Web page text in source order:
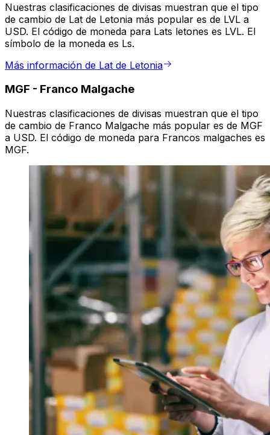
Nuestras clasificaciones de divisas muestran que el tipo
de cambio de Lat de Letonia más popular es de LVL a
USD. El código de moneda para Lats letones es LVL. El
símbolo de la moneda es Ls.
Más información de Lat de Letonia
MGF - Franco Malgache
Nuestras clasificaciones de divisas muestran que el tipo
de cambio de Franco Malgache más popular es de MGF
a USD. El código de moneda para Francos malgaches es
MGF.